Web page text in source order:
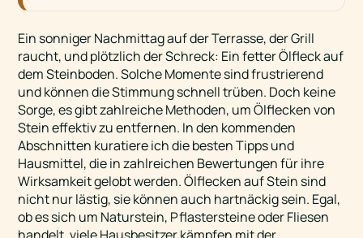
Ein sonniger Nachmittag auf der Terrasse, der Grill
raucht, und plötzlich der Schreck: Ein fetter Ölfleck auf
dem Steinboden. Solche Momente sind frustrierend
und können die Stimmung schnell trüben. Doch keine
Sorge, es gibt zahlreiche Methoden, um Ölflecken von
Stein effektiv zu entfernen. In den kommenden
Abschnitten kuratiere ich die besten Tipps und
Hausmittel, die in zahlreichen Bewertungen für ihre
Wirksamkeit gelobt werden. Ölflecken auf Stein sind
nicht nur lästig, sie können auch hartnäckig sein. Egal,
ob es sich um Naturstein, Pflastersteine oder Fliesen